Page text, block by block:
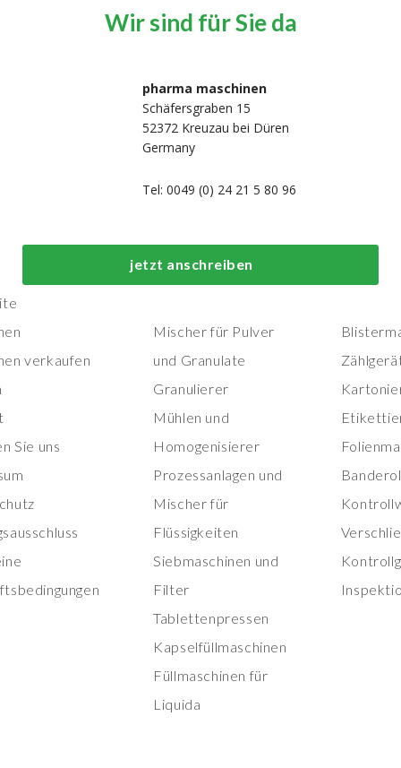
Wir sind für Sie da
pharma maschinen
Schäfersgraben 15
52372 Kreuzau bei Düren
Germany
Tel: 0049 (0) 24 21 5 80 96
jetzt anschreiben
verkaufen
Sie uns
Top-Prozess- und
Herstellungsmaschinen
Mischer für Pulver
und Granulate
Granulierer
Mühlen und
Homogenisierer
Prozessanlagen und
Mischer für
Flüssigkeiten
Siebmaschinen und
Filter
Tablettenpressen
Kapselfüllmaschinen
Füllmaschinen für
Liquida